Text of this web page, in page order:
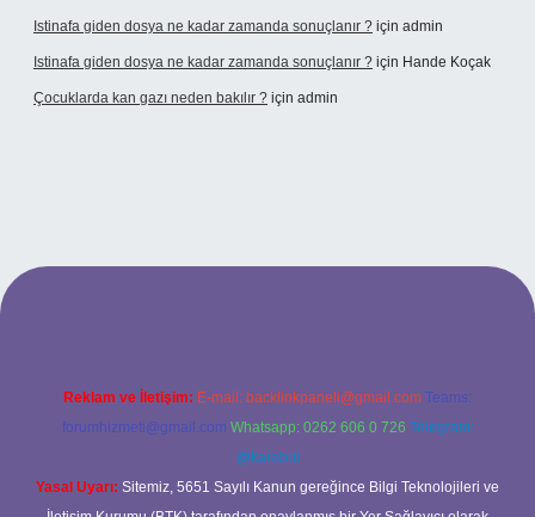
Istinafa giden dosya ne kadar zamanda sonuçlanır ? için admin
Istinafa giden dosya ne kadar zamanda sonuçlanır ? için Hande Koçak
Çocuklarda kan gazı neden bakılır ? için admin
Reklam ve İletişim: E-mail: backlinkpaneli@gmail.com Teams:
forumhizmeti@gmail.com Whatsapp: 0262 606 0 726 Telegram:
@karabul
Yasal Uyarı: Sitemiz, 5651 Sayılı Kanun gereğince Bilgi Teknolojileri ve